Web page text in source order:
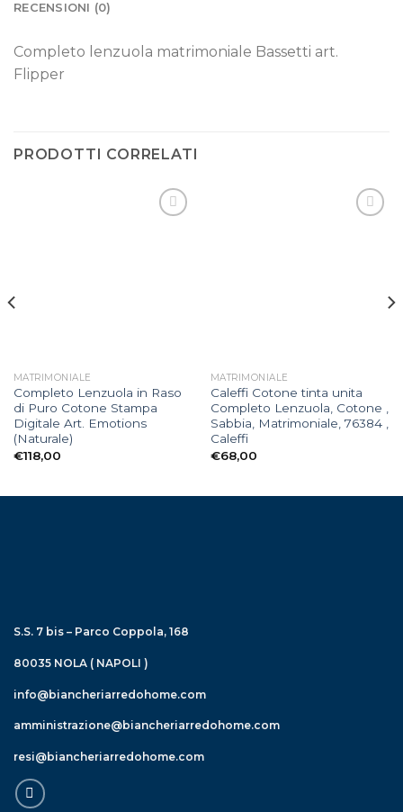
RECENSIONI (0)
Completo lenzuola matrimoniale Bassetti art.
Flipper
PRODOTTI CORRELATI
MATRIMONIALE
Completo Lenzuola in Raso
di Puro Cotone Stampa
Digitale Art. Emotions
(Naturale)
€118,00
MATRIMONIALE
Caleffi Cotone tinta unita
Completo Lenzuola, Cotone ,
Sabbia, Matrimoniale, 76384 ,
Caleffi
€68,00
S.S. 7 bis – Parco Coppola, 168
80035 NOLA ( NAPOLI )
info@biancheriarredohome.com
amministrazione@biancheriarredohome.com
resi@biancheriarredohome.com